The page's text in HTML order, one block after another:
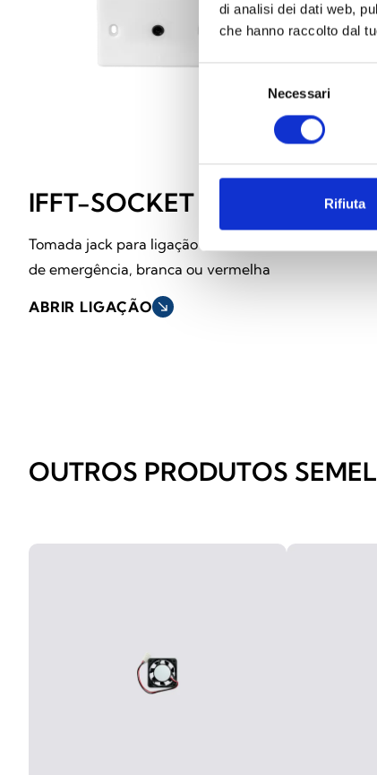
di analisi dei dati web,
che hanno raccolto dal
Selezione
Necessari
Rifiuta
IFFT-SOCKET
Tomada jack para ligação ao telefone
de emergência, branca ou vermelha
ABRIR LIGAÇÃO south_east
OUTROS PRODUTOS